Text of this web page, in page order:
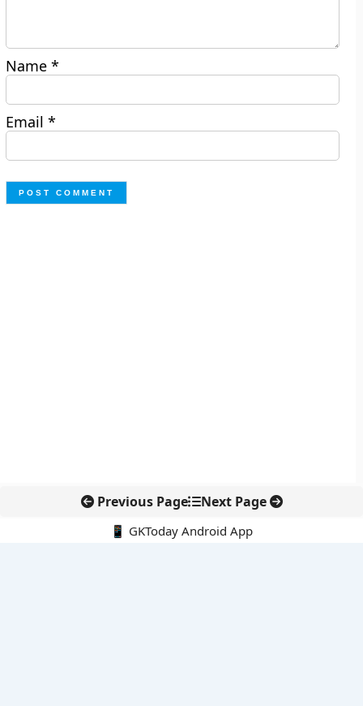
Name*
Email*
Previous Page Next Page
📱 GKToday Android App